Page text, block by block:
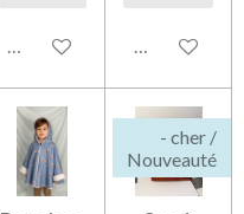
Voir les détails Voir les
- cher /
Nouveauté